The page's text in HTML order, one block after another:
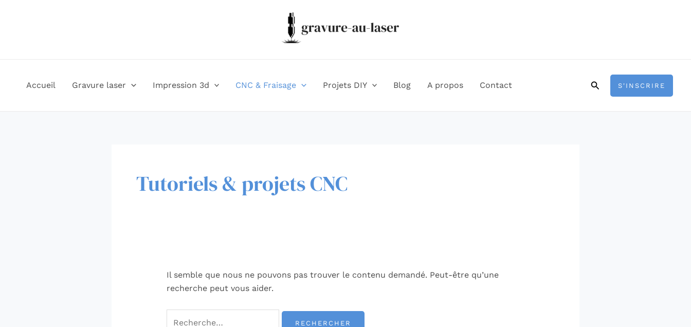
Accueil Gravure laser Impression 3d CNC & Fraisage Projets DIY Blog A propos Contact RechercherS'INSCRIRE
Tutoriels & projets CNC
Il semble que nous ne pouvons pas trouver le contenu demandé. Peut-être qu’une
recherche peut vous aider.